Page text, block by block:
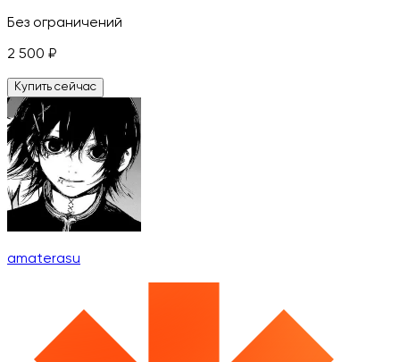
Без ограничений
2 500 ₽
Купить сейчас
amaterasu